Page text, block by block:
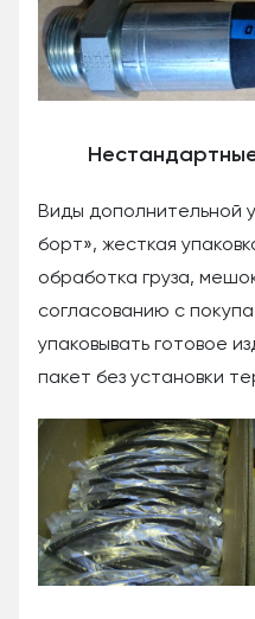
Виды дополнительной
борт», жесткая
обработка груза,
согласованию с
упаковывать готовое
пакет без установки